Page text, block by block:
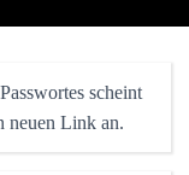
scheint
neuen Link an.